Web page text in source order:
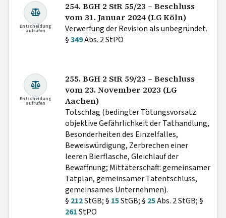
Entscheidung
aufrufen
254. BGH 2 StR 55/23 – Beschluss
vom 31. Januar 2024 (LG Köln)
Verwerfung der Revision als unbegründet.
§349Abs. 2 StPO
Entscheidung
aufrufen
255. BGH 2 StR 59/23 – Beschluss
vom 23. November 2023 (LG
Aachen)
Totschlag (bedingter Tötungsvorsatz:
objektive Gefährlichkeit der Tathandlung,
Besonderheiten des Einzelfalles,
Beweiswürdigung, Zerbrechen einer
leeren Bierflasche, Gleichlauf der
Bewaffnung; Mittäterschaft: gemeinsamer
Tatplan, gemeinsamer Tatentschluss,
gemeinsames Unternehmen).
§ 212StGB; § 15StGB; § 25Abs. 2 StGB; §
261StPO